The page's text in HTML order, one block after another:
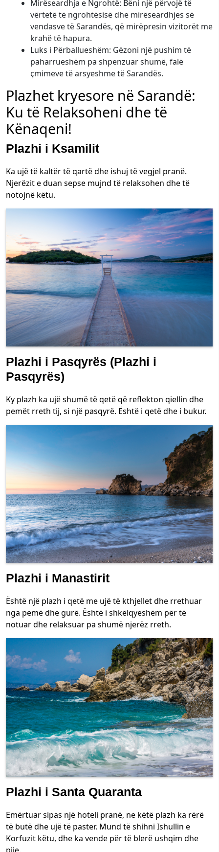
Mirëseardhja e Ngrohtë: Bëni një përvojë të
vërtetë të ngrohtësisë dhe mirëseardhjes së
vendasve të Sarandës, që mirëpresin vizitorët me
krahë të hapura.
Luks i Përballueshëm: Gëzoni një pushim të
paharrueshëm pa shpenzuar shumë, falë
çmimeve të arsyeshme të Sarandës.
Plazhet kryesore në Sarandë:
Ku të Relaksoheni dhe të
Kënaqeni!
Plazhi i Ksamilit
Ka ujë të kaltër të qartë dhe ishuj të vegjel pranë.
Njerëzit e duan sepse mujnd të relaksohen dhe të
notojnë këtu.
Plazhi i Pasqyrës (Plazhi i
Pasqyrës)
Ky plazh ka ujë shumë të qetë që reflekton qiellin dhe
pemët rreth tij, si një pasqyrë. Është i qetë dhe i bukur.
Plazhi i Manastirit
Është një plazh i qetë me ujë të kthjellet dhe rrethuar
nga pemë dhe gurë. Është i shkëlqyeshëm për të
notuar dhe relaksuar pa shumë njerëz rreth.
Plazhi i Santa Quaranta
Emërtuar sipas një hoteli pranë, ne këtë plazh ka rërë
të butë dhe ujë të paster. Mund të shihni Ishullin e
Korfuzit këtu, dhe ka vende për të blerë ushqim dhe
pije.